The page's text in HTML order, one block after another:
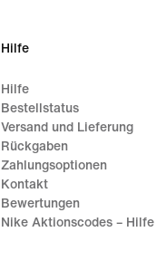
Hilfe
Hilfe
Bestellstatus
Versand und Lieferung
Rückgaben
Zahlungsoptionen
Kontakt
Bewertungen
Nike Aktionscodes – Hilfe